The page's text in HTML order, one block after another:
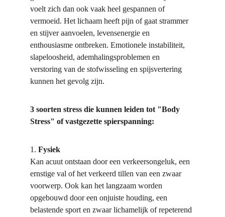
voelt zich dan ook vaak heel gespannen of
vermoeid. Het lichaam heeft pijn of gaat strammer
en stijver aanvoelen, levensenergie en
enthousiasme ontbreken. Emotionele instabiliteit,
slapeloosheid, ademhalingsproblemen en
verstoring van de stofwisseling en spijsvertering
kunnen het gevolg zijn.
3 soorten stress die kunnen leiden tot "Body
Stress" of vastgezette spierspanning:
1. Fysiek
Kan acuut ontstaan door een verkeersongeluk, een
ernstige val of het verkeerd tillen van een zwaar
voorwerp. Ook kan het langzaam worden
opgebouwd door een onjuiste houding, een
belastende sport en zwaar lichamelijk of repeterend